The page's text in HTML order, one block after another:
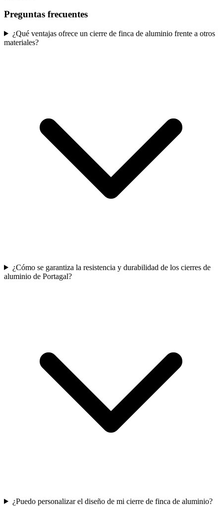
Preguntas frecuentes
¿Qué ventajas ofrece un cierre de finca de aluminio frente a otros
materiales?
¿Cómo se garantiza la resistencia y durabilidad de los cierres de
aluminio de Portagal?
¿Puedo personalizar el diseño de mi cierre de finca de aluminio?